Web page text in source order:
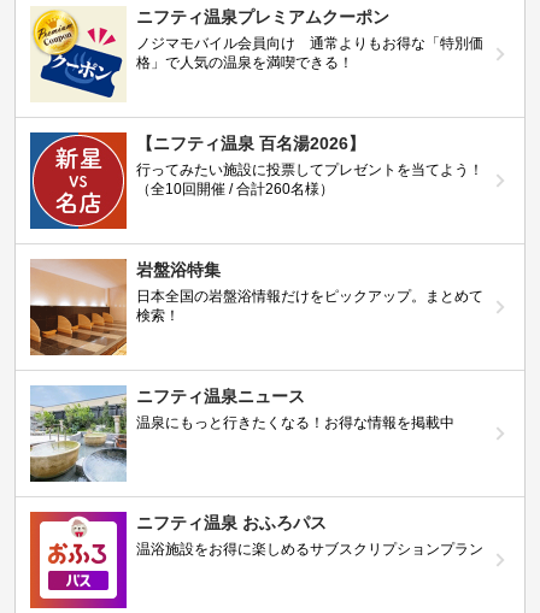
ニフティ温泉プレミアムクーポン
ノジマモバイル会員向け 通常よりもお得な「特別価
格」で人気の温泉を満喫できる！
【ニフティ温泉 百名湯2026】
行ってみたい施設に投票してプレゼントを当てよう！
（全10回開催 / 合計260名様）
岩盤浴特集
日本全国の岩盤浴情報だけをピックアップ。まとめて
検索！
ニフティ温泉ニュース
温泉にもっと行きたくなる！お得な情報を掲載中
ニフティ温泉 おふろパス
温浴施設をお得に楽しめるサブスクリプションプラン